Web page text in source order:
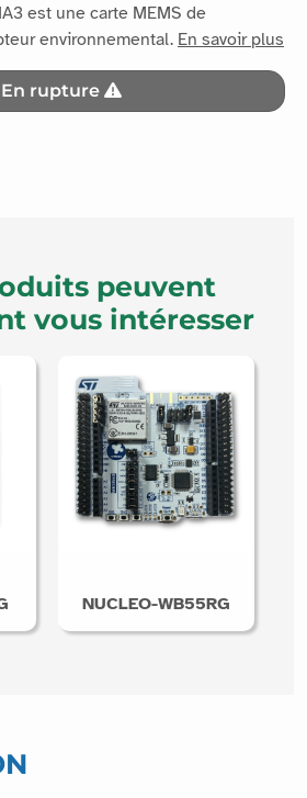
est une carte MEMS de
environnemental. En savoir plus
En rupture
peuvent
vous intéresser
NUCLEO-WB55RG